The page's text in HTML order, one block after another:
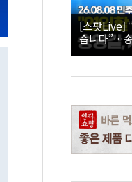
[스팟Live] “정청래 후보 그동안 고생 많이 했
습니다”…송영
더불어민주